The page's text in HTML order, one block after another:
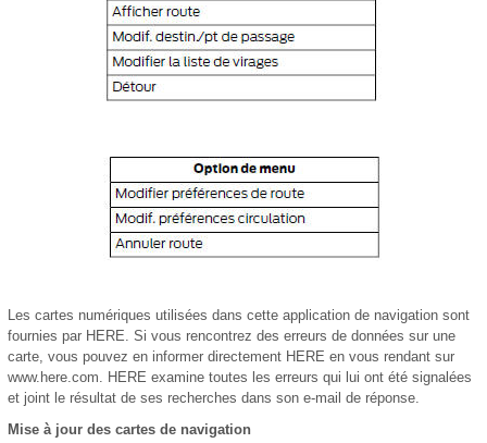
Les cartes numériques utilisées dans cette application de navigation sont
fournies par HERE. Si vous rencontrez des erreurs de données sur une
carte, vous pouvez en informer directement HERE en vous rendant sur
www.here.com. HERE examine toutes les erreurs qui lui ont été signalées
et joint le résultat de ses recherches dans son e-mail de réponse.
Mise à jour des cartes de navigation